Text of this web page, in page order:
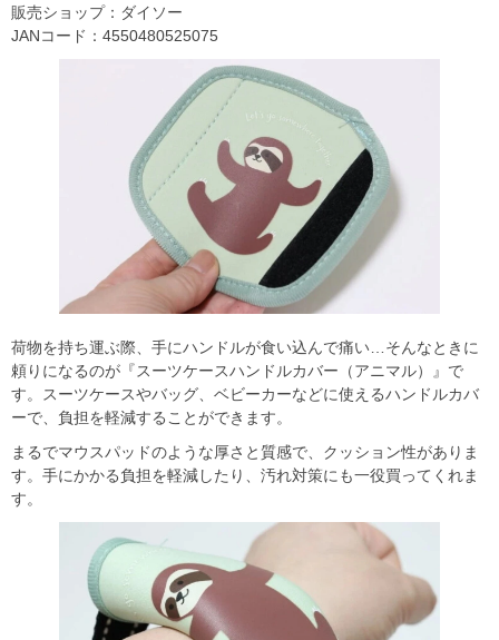
販売ショップ：ダイソー
JANコード：4550480525075
荷物を持ち運ぶ際、手にハンドルが食い込んで痛い…そんなときに
頼りになるのが『スーツケースハンドルカバー（アニマル）』で
す。スーツケースやバッグ、ベビーカーなどに使えるハンドルカバ
ーで、負担を軽減することができます。
まるでマウスパッドのような厚さと質感で、クッション性がありま
す。手にかかる負担を軽減したり、汚れ対策にも一役買ってくれま
す。